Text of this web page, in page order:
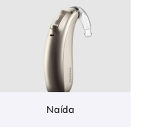
01 85 76 05
Naída